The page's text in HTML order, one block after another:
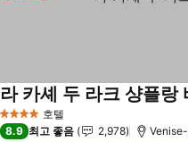
4 성급 호텔
라 카셰 두 라크 샹플랑
8.9 최고 좋음 2,978